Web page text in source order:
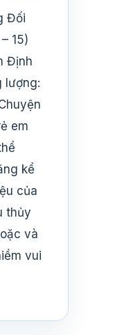
Đối
15)
Định
lượng:
em
kể
của
thủy
và
vui